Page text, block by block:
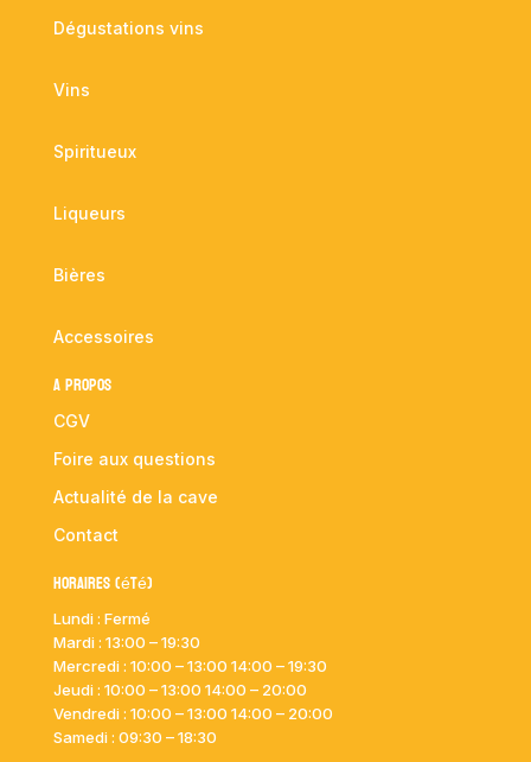
Dégustations vins
Vins
Spiritueux
Liqueurs
Bières
Accessoires
A propos
CGV
Foire aux questions
Actualité de la cave
Contact
Horaires (été)
Lundi : Fermé
Mardi : 13:00 – 19:30
Mercredi : 10:00 – 13:00 14:00 – 19:30
Jeudi : 10:00 – 13:00 14:00 – 20:00
Vendredi : 10:00 – 13:00 14:00 – 20:00
Samedi : 09:30 – 18:30